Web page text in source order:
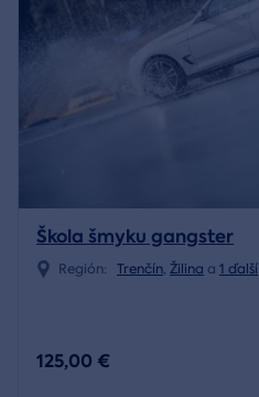
Škola šmyku gangster
Región: Trenčín, Žilina a 1 ďalší
125,00 €